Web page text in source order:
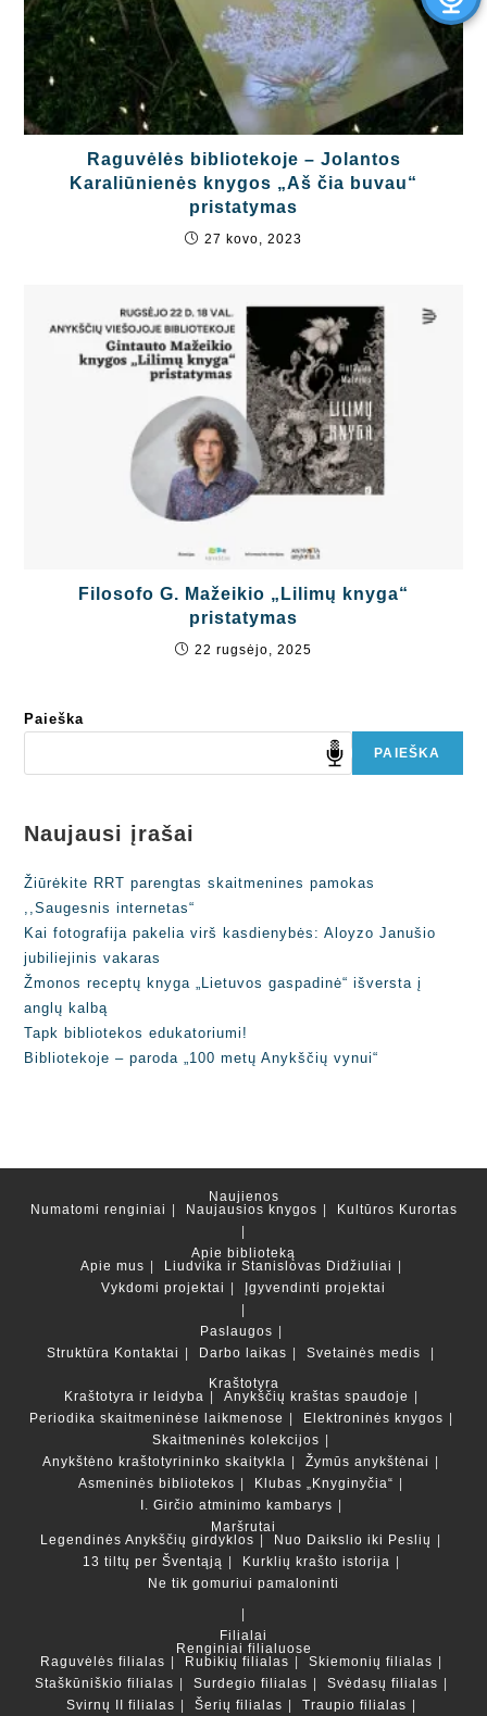
Raguvėlės bibliotekoje – Jolantos
Karaliūnienės knygos „Aš čia buvau“
pristatymas
27 kovo, 2023
Filosofo G. Mažeikio „Lilimų knyga“
pristatymas
22 rugsėjo, 2025
Paieška
PAIEŠKA
Naujausi įrašai
Žiūrėkite RRT parengtas skaitmenines pamokas
,,Saugesnis internetas“
Kai fotografija pakelia virš kasdienybės: Aloyzo Janušio
jubiliejinis vakaras
Žmonos receptų knyga „Lietuvos gaspadinė“ išversta į
anglų kalbą
Tapk bibliotekos edukatoriumi!
Bibliotekoje – paroda „100 metų Anykščių vynui“
Naujienos
Numatomi renginiai
Naujausios knygos Kultūros Kurortas
Apie biblioteką
Apie mus
Liudvika ir Stanislovas Didžiuliai
Vykdomi projektai
Įgyvendinti projektai
Paslaugos
Struktūra Kontaktai Darbo laikas
Svetainės medis
Kraštotyra
Kraštotyra ir leidyba
Anykščių kraštas spaudoje
Periodika skaitmeninėse laikmenose
Elektroninės knygos
Skaitmeninės kolekcijos
Anykštėno kraštotyrininko skaitykla
Žymūs anykštėnai
Asmeninės bibliotekos
Klubas „Knyginyčia“
I. Girčio atminimo kambarys
Maršrutai
Legendinės Anykščių girdyklos
Nuo Daikslio iki Peslių
13 tiltų per Šventąją
Kurklių krašto istorija
Ne tik gomuriui pamaloninti
Filialai
Renginiai filialuose
Raguvėlės filialas
Rubikių filialas
Skiemonių filialas
Staškūniškio filialas
Surdegio filialas
Svėdasų filialas
Svirnų II filialas
Šerių filialas Traupio filialas